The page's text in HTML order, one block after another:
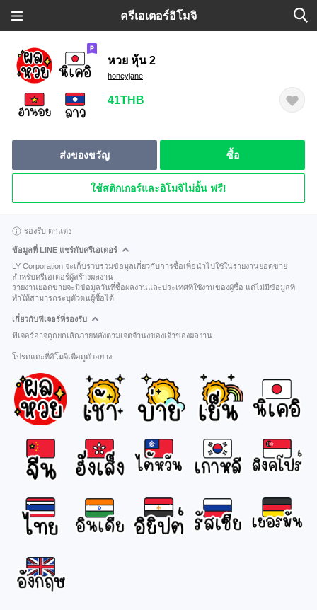
ครีเอเตอร์อิโมจิ
หวย หุ้น 2
honeyjane
41THB
ส่งของขวัญ ซื้อ
ใช้สติกเกอร์และอิโมจิไม่อั้น ฟรี!
รองรับ ตกแต่ง
ข้อมูลที่ LINE แชร์กับครีเอเตอร์
LY Corporation จะเก็บรวบรวมข้อมูลเกี่ยวกับการซื้อเพื่อนำไปใช้ในรายงานยอดขาย
สำหรับครีเอเตอร์ผู้สร้างผลงาน
รายงานยอดขายจะมีข้อมูลวันที่ซื้อผลงานและประเทศที่ใช้งานของผู้ซื้อ แต่ไม่มีข้อมูลที่
ทำให้สามารถระบุตัวตนผู้ซื้อได้
เกี่ยวกับฟีเจอร์ที่รองรับ
ฟีเจอร์อาจถูกยกเลิกภายหลังตามเจตจำนงของเจ้าของผลงาน
โปรดแตะที่อิโมจิเพื่อดูตัวอย่าง